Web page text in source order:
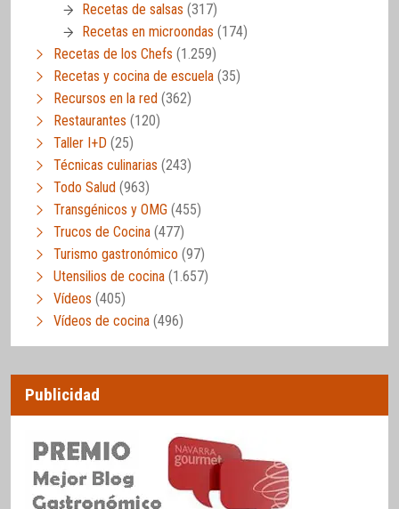
Recetas de salsas (317)
Recetas en microondas (174)
Recetas de los Chefs (1.259)
Recetas y cocina de escuela (35)
Recursos en la red (362)
Restaurantes (120)
Taller I+D (25)
Técnicas culinarias (243)
Todo Salud (963)
Transgénicos y OMG (455)
Trucos de Cocina (477)
Turismo gastronómico (97)
Utensilios de cocina (1.657)
Vídeos (405)
Vídeos de cocina (496)
Publicidad